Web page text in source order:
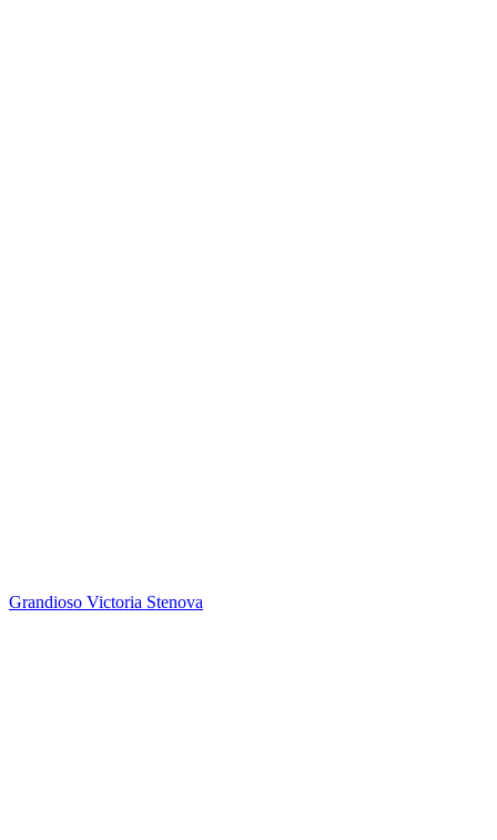
Grandioso Victoria Stenova